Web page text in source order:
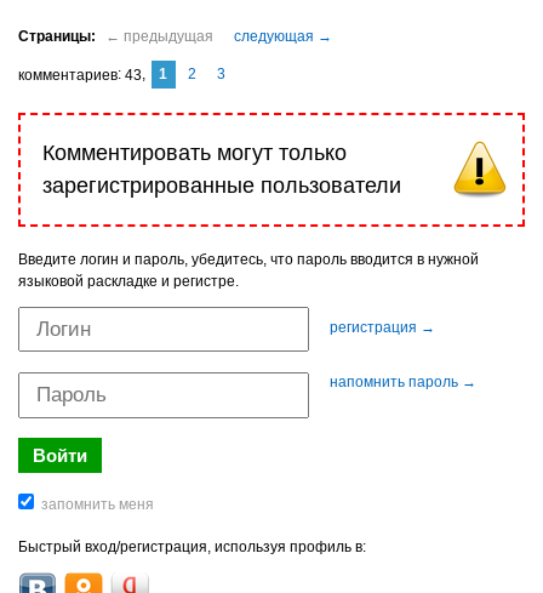
комментариев 43 1 2 3
Комментировать могут только
зарегистрированные пользователи
Введите логин и пароль, убедитесь, что пароль вводится в нужной
языковой раскладке и регистре.
регистрация →
напомнить пароль →
Быстрый вход/регистрация, используя профиль в: